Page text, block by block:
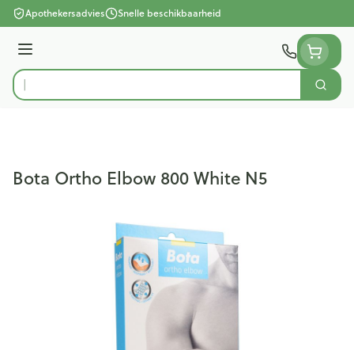
Ga naar de inhoud
Apothekersadvies Snelle beschikbaarheid
Menu
Product, merk, categorie...
Zoek
Bota Ortho Elbow 800 White N5